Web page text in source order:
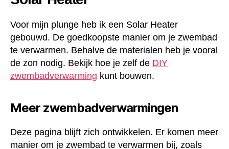
Voor mijn plunge heb ik een Solar Heater
gebouwd. De goedkoopste manier om je zwembad
te verwarmen. Behalve de materialen heb je vooral
de zon nodig. Bekijk hoe je zelf de DIY
zwembadverwarming kunt bouwen.
Meer zwembadverwarmingen
Deze pagina blijft zich ontwikkelen. Er komen meer
manier om je zwembad te verwarmen bij, zoals